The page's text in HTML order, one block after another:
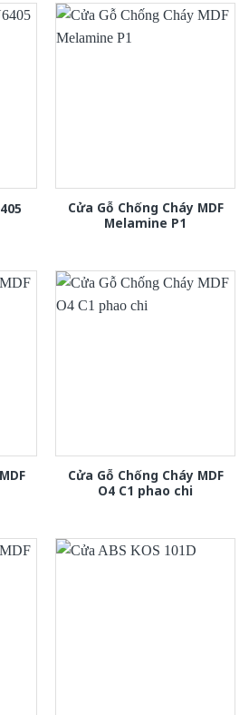
Cửa Gỗ Chống Cháy MDF
Melamine P1
Cửa Gỗ Chống Cháy MDF
O4 C1 phao chi